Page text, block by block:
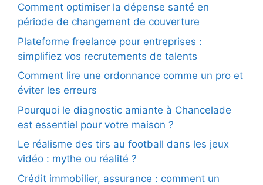
Comment optimiser la dépense santé en
période de changement de couverture
Plateforme freelance pour entreprises :
simplifiez vos recrutements de talents
Comment lire une ordonnance comme un pro et
éviter les erreurs
Pourquoi le diagnostic amiante à Chancelade
est essentiel pour votre maison ?
Le réalisme des tirs au football dans les jeux
vidéo : mythe ou réalité ?
Crédit immobilier, assurance : comment un